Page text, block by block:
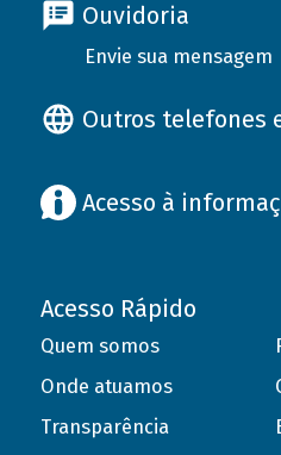
Ouvidoria
Envie sua mensagem
Outros telefones
Acesso à
Acesso Rápido
Quem somos
Onde atuamos
Transparência